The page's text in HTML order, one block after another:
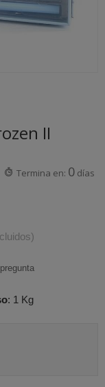
II
Termina en: 0 días
: 1 Kg